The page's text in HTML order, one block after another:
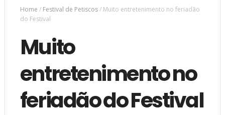
Home / Festival de Petiscos/ Muito entretenimento no feriadão
do Festival
Muito
entretenimento no
feriadão do Festival